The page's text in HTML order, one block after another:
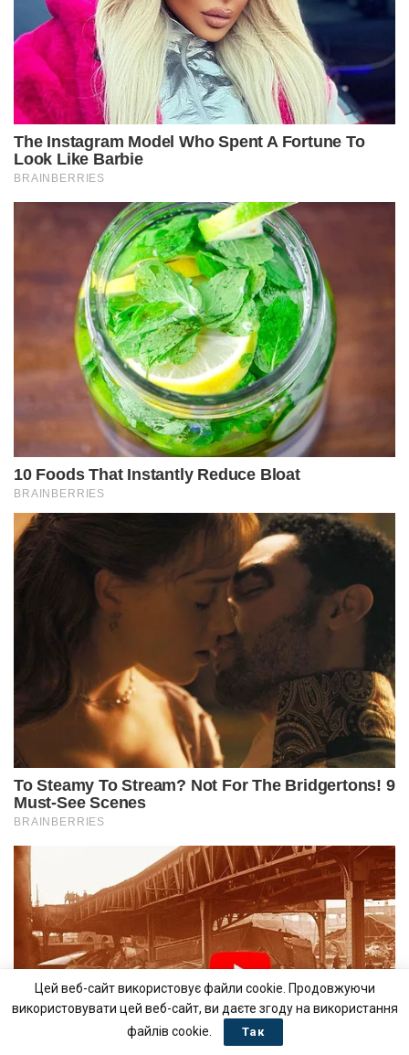
Цей веб-сайт використовує файли cookie. Продовжуючи
використовувати цей веб-сайт, ви даєте згоду на використання
файлів cookie.
Так